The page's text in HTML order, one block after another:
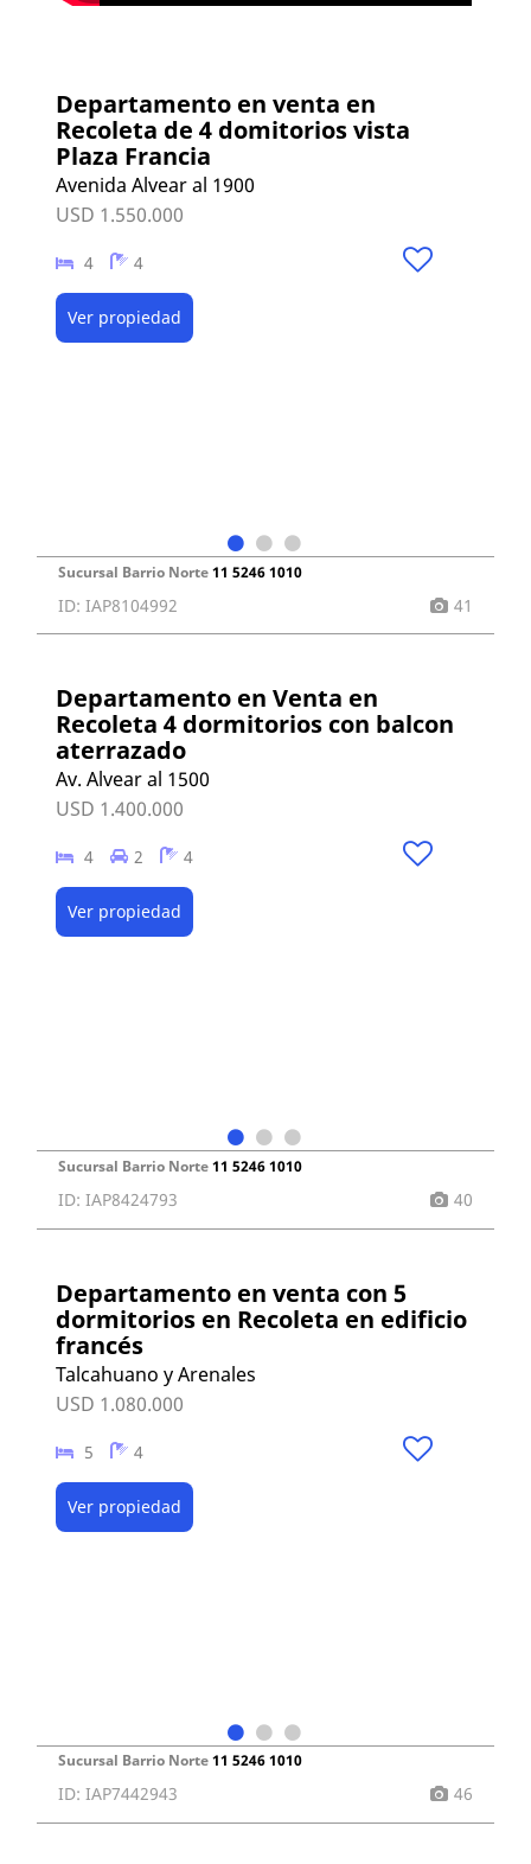
Departamento en venta en
Recoleta de 4 domitorios vista
Plaza Francia
Avenida Alvear al 1900
USD 1.550.000
4 4
Ver propiedad
Sucursal Barrio Norte11 5246 1010
ID: IAP8104992 41
Departamento en Venta en
Recoleta 4 dormitorios con balcon
aterrazado
Av. Alvear al 1500
USD 1.400.000
4 2 4
Ver propiedad
Sucursal Barrio Norte11 5246 1010
ID: IAP8424793 40
Departamento en venta con 5
dormitorios en Recoleta en edificio
francés
Talcahuano y Arenales
USD 1.080.000
5 4
Ver propiedad
Sucursal Barrio Norte11 5246 1010
ID: IAP7442943 46